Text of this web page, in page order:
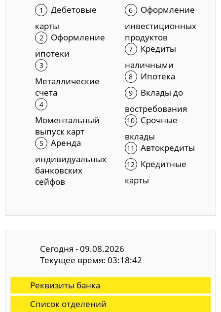
Дебетовые
карты
Оформление
ипотеки
Металлические
счета
Моментальный
выпуск карт
Аренда
индивидуальных
банковских
сейфов
Оформление
инвестиционных
продуктов
Кредиты
наличными
Ипотека
Вклады до
востребования
Срочные
вклады
Автокредиты
Кредитные
карты
Сегодня - 09.08.2026
Текущее время: 03:18:43
Реквизиты банка
Список отделений